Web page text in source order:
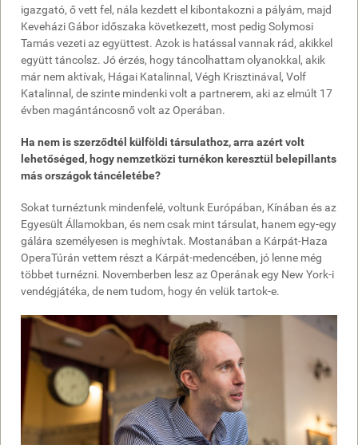
igazgató, ő vett fel, nála kezdett el kibontakozni a pályám, majd
Keveházi Gábor időszaka következett, most pedig Solymosi
Tamás vezeti az együttest. Azok is hatással vannak rád, akikkel
együtt táncolsz. Jó érzés, hogy táncolhattam olyanokkal, akik
már nem aktívak, Hágai Katalinnal, Végh Krisztinával, Volf
Katalinnal, de szinte mindenki volt a partnerem, aki az elmúlt 17
évben magántáncosnő volt az Operában.
Ha nem is szerződtél külföldi társulathoz, arra azért volt
lehetőséged, hogy nemzetközi turnékon keresztül belepillants
más országok táncéletébe?
Sokat turnéztunk mindenfelé, voltunk Európában, Kínában és az
Egyesült Államokban, és nem csak mint társulat, hanem egy-egy
gálára személyesen is meghívtak. Mostanában a Kárpát-Haza
OperaTúrán vettem részt a Kárpát-medencében, jó lenne még
többet turnézni. Novemberben lesz az Operának egy New York-i
vendégjátéka, de nem tudom, hogy én velük tartok-e.